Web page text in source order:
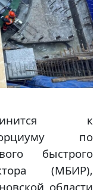
к
по
быстрого
(МБИР),
области